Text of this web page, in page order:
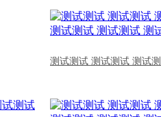
测试测试 测试测试 测试